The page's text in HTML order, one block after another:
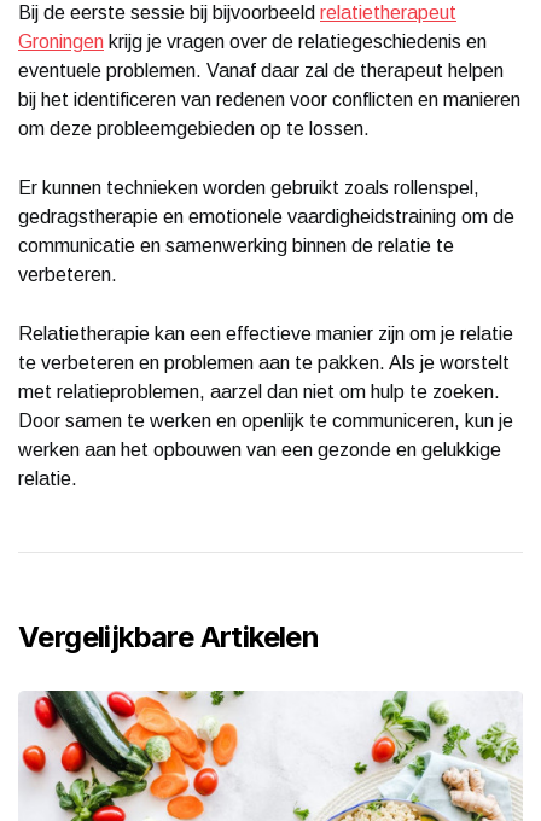
Bij de eerste sessie bij bijvoorbeeld relatietherapeut
Groningen krijg je vragen over de relatiegeschiedenis en
eventuele problemen. Vanaf daar zal de therapeut helpen
bij het identificeren van redenen voor conflicten en manieren
om deze probleemgebieden op te lossen.
Er kunnen technieken worden gebruikt zoals rollenspel,
gedragstherapie en emotionele vaardigheidstraining om de
communicatie en samenwerking binnen de relatie te
verbeteren.
Relatietherapie kan een effectieve manier zijn om je relatie
te verbeteren en problemen aan te pakken. Als je worstelt
met relatieproblemen, aarzel dan niet om hulp te zoeken.
Door samen te werken en openlijk te communiceren, kun je
werken aan het opbouwen van een gezonde en gelukkige
relatie.
Vergelijkbare Artikelen